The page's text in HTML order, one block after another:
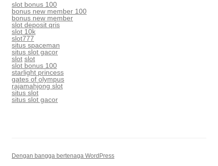
slot bonus 100
bonus new member 100
bonus new member
slot deposit qris
slot 10k
slot777
situs spaceman
situs slot gacor
slot slot
slot bonus 100
starlight princess
gates of olympus
rajamahjong slot
situs slot
situs slot gacor
Dengan bangga bertenaga WordPress